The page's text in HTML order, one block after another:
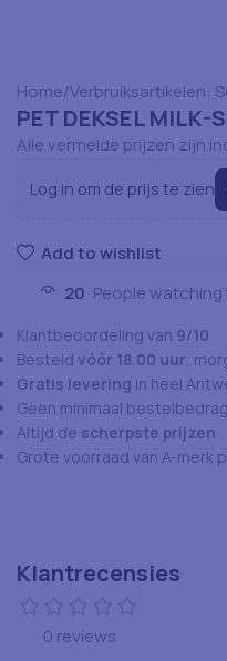
Home Verbruiksartikelen:
PET DEKSEL MILK-
Alle vermelde prijzen zijn
Log in om de prijs te zien
Add to wishlist
20 People
Klantbeoordeling van 9/10
Besteld vóór 18.00 uur,
Gratis levering in heel
Geen minimaal
Altijd de scherpste prijzen
Grote voorraad van A-merk
Klantrecensies
0 reviews